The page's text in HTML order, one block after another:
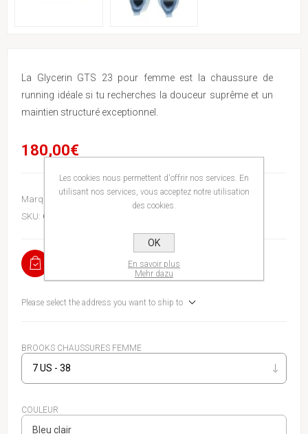
La Glycerin GTS 23 pour femme est la chaussure de
running idéale si tu recherches la douceur suprême et un
maintien structuré exceptionnel.
180,00€
Marque:
SKU: GLYC7ALIM8
Please select the address you want to ship to
BROOKS CHAUSSURES FEMME
COULEUR
Les cookies nous permettent d'offrir nos services. En
utilisant nos services, vous acceptez notre utilisation
des cookies.
OK
En savoir plus
Mehr dazu